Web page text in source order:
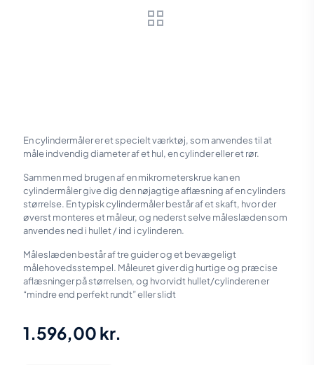
En cylindermåler er et specielt værktøj, som anvendes til at
måle indvendig diameter af et hul, en cylinder eller et rør.
Sammen med brugen af en mikrometerskrue kan en
cylindermåler give dig den nøjagtige aflæsning af en cylinders
størrelse. En typisk cylindermåler består af et skaft, hvor der
øverst monteres et måleur, og nederst selve måleslæden som
anvendes ned i hullet / ind i cylinderen.
Måleslæden består af tre guider og et bevægeligt
målehovedsstempel. Måleuret giver dig hurtige og præcise
aflæsninger på størrelsen, og hvorvidt hullet/cylinderen er
“mindre end perfekt rundt” eller slidt
1.596,00 kr.